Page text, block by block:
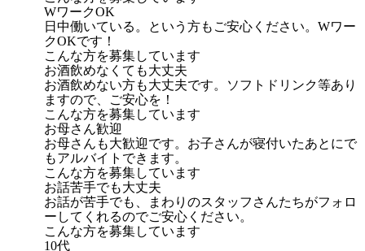
WワークOK
日中働いている。という方もご安心ください。Wワー
クOKです！
こんな方を募集しています
お酒飲めなくても大丈夫
お酒飲めない方も大丈夫です。ソフトドリンク等あり
ますので、ご安心を！
こんな方を募集しています
お母さん歓迎
お母さんも大歓迎です。お子さんが寝付いたあとにで
もアルバイトできます。
こんな方を募集しています
お話苦手でも大丈夫
お話が苦手でも、まわりのスタッフさんたちがフォロ
ーしてくれるのでご安心ください。
こんな方を募集しています
10代